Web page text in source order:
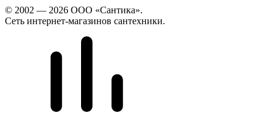
© 2002 — 2026 ООО «Сантика».
Сеть интернет-магазинов сантехники.